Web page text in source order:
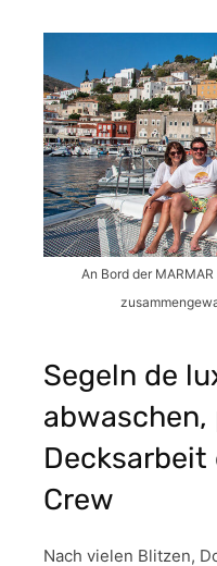
An Bord der
Segeln de
Crew
Nach vielen Blitzen,